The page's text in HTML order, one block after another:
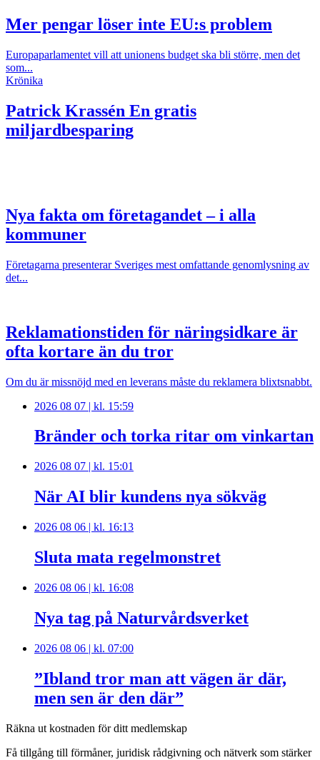
Mer pengar löser inte EU:s problem
Europaparlamentet vill att unionens budget ska bli större, men det
som...
Krönika
Patrick Krassén En gratis
miljardbesparing
Nya fakta om företagandet – i alla
kommuner
Företagarna presenterar Sveriges mest omfattande genomlysning av
det...
Reklamationstiden för näringsidkare är
ofta kortare än du tror
Om du är missnöjd med en leverans måste du reklamera blixtsnabbt.
2026 08 07 | kl. 15:59
Bränder och torka ritar om vinkartan
2026 08 07 | kl. 15:01
När AI blir kundens nya sökväg
2026 08 06 | kl. 16:13
Sluta mata regelmonstret
2026 08 06 | kl. 16:08
Nya tag på Naturvårdsverket
2026 08 06 | kl. 07:00
”Ibland tror man att vägen är där,
men sen är den där”
Räkna ut kostnaden för ditt medlemskap
Få tillgång till förmåner, juridisk rådgivning och nätverk som stärker